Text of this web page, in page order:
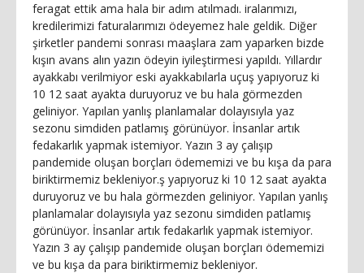
feragat ettik ama hala bir adım atılmadı. iralarımızı,
kredilerimizi faturalarımızı ödeyemez hale geldik. Diğer
şirketler pandemi sonrası maaşlara zam yaparken bizde
kışın avans alın yazın ödeyin iyileştirmesi yapıldı. Yıllardır
ayakkabı verilmiyor eski ayakkabılarla uçuş yapıyoruz ki
10 12 saat ayakta duruyoruz ve bu hala görmezden
geliniyor. Yapılan yanlış planlamalar dolayısıyla yaz
sezonu simdiden patlamış görünüyor. İnsanlar artık
fedakarlık yapmak istemiyor. Yazın 3 ay çalışıp
pandemide oluşan borçları ödememizi ve bu kışa da para
biriktirmemiz bekleniyor.ş yapıyoruz ki 10 12 saat ayakta
duruyoruz ve bu hala görmezden geliniyor. Yapılan yanlış
planlamalar dolayısıyla yaz sezonu simdiden patlamış
görünüyor. İnsanlar artık fedakarlık yapmak istemiyor.
Yazın 3 ay çalışıp pandemide oluşan borçları ödememizi
ve bu kışa da para biriktirmemiz bekleniyor.